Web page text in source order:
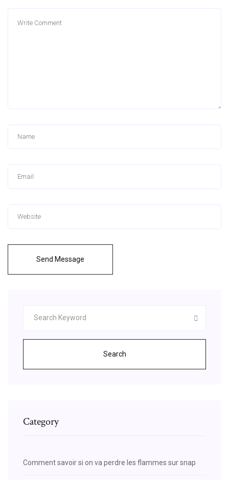
Send Message
Search
Category
Comment savoir si on va perdre les flammes sur snap